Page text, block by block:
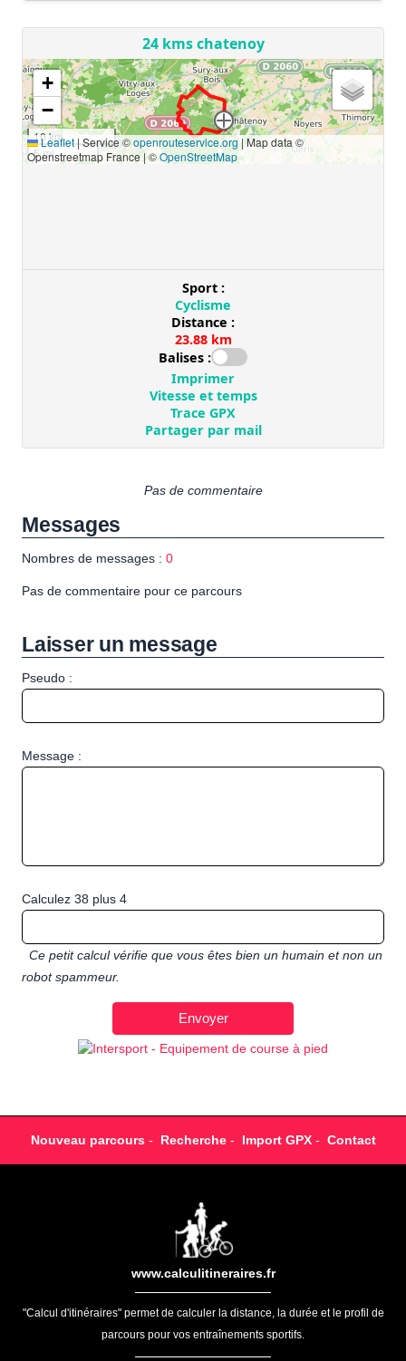
Pas de commentaire
Messages
Nombres de messages : 0
Pas de commentaire pour ce parcours
Laisser un message
Pseudo :
Message :
Calculez 38 plus 4
Ce petit calcul vérifie que vous êtes bien un humain et non un
robot spammeur.
Nouveau parcours- Recherche- Import GPX- Contact
www.calculitineraires.fr
"Calcul d'itinéraires" permet de calculer la distance, la durée et le profil de
parcours pour vos entraînements sportifs.